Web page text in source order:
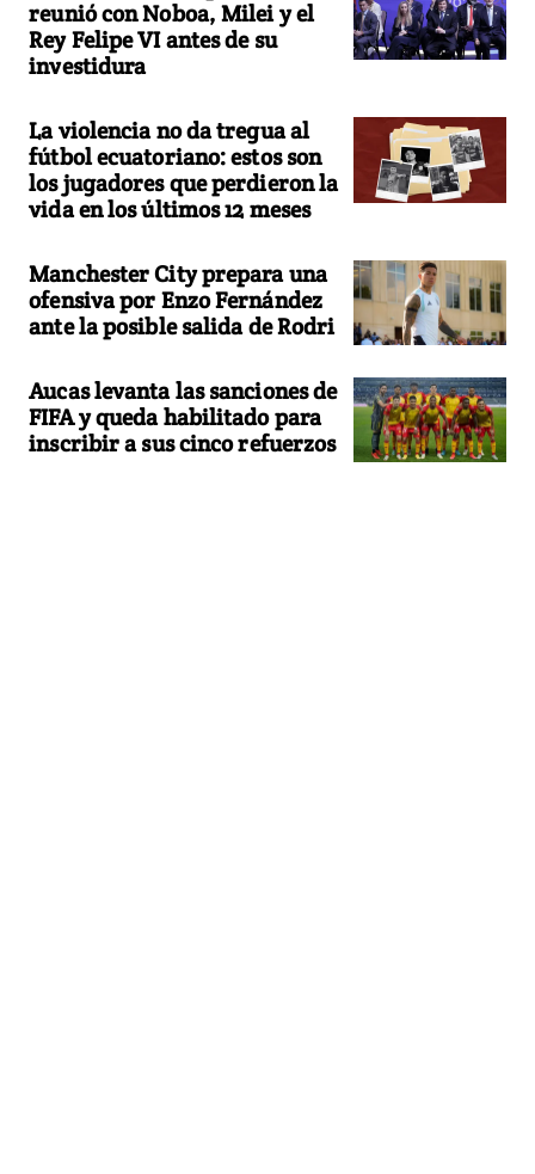
reunió con Noboa, Milei y el
Rey Felipe VI antes de su
investidura
La violencia no da tregua al
fútbol ecuatoriano: estos son
los jugadores que perdieron la
vida en los últimos 12 meses
Manchester City prepara una
ofensiva por Enzo Fernández
ante la posible salida de Rodri
Aucas levanta las sanciones de
FIFA y queda habilitado para
inscribir a sus cinco refuerzos